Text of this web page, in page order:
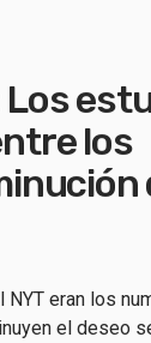
Los
los
eran los
el deseo